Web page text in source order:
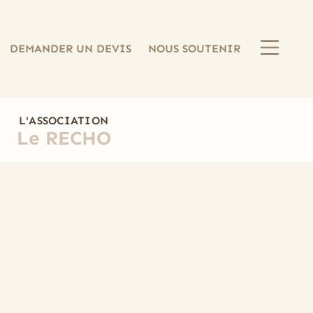
DEMANDER UN DEVIS NOUS SOUTENIR
L'ASSOCIATION
Le RECHO